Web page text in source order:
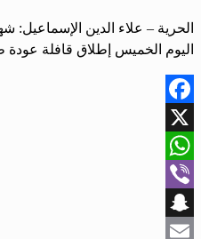
الحرية – علاء الدين
اليوم الخميس إطلاق قافلة
Facebook
X
WhatsApp
Viber
Snapchat